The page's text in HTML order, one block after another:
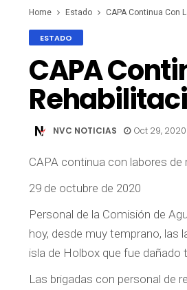
Home Estado CAPA Continua Con
ESTADO
CAPA
NVC NOTICIAS Oct 29, 2020
CAPA continua con labores
29 de octubre de 2020
Personal de la Comisión de
hoy, desde muy temprano, las
isla de Holbox que fue dañado
Las brigadas con personal de